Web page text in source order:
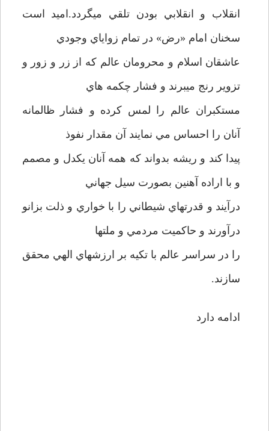
انقلاب و انقلابي بودن تلقي ميگردد.اميد است
سخنان امام «رض» در تمام زواياي وجودي
عاشقان اسلام و محرومان عالم که از زر و زور و
تزوير رنج ميبرند و فشار چکمه هاي
مستکبران عالم را لمس کرده و فشار ظالمانه
آنان را احساس مي نمايند آن مقدار نفوذ
پيدا کند و ريشه بدواند که همه آنان يکدل و مصمم
و با اراده آهنين بصورت سيل جهاني
درآيند و قدرتهاي شيطاني را با خواري و ذلت بزانو
درآورند و حاکميت مردمي و ملتها
را در سراسر عالم با تکيه بر ارزشهاي الهي محقق
سازند.
ادامه دارد